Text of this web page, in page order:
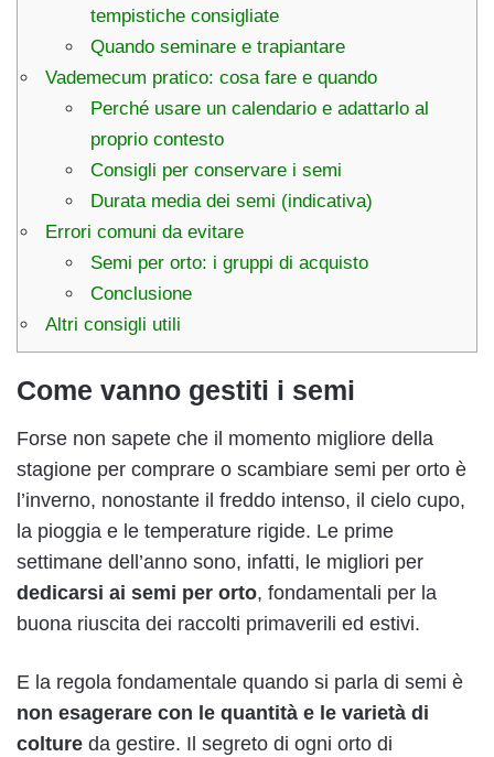
tempistiche consigliate
Quando seminare e trapiantare
Vademecum pratico: cosa fare e quando
Perché usare un calendario e adattarlo al
proprio contesto
Consigli per conservare i semi
Durata media dei semi (indicativa)
Errori comuni da evitare
Semi per orto: i gruppi di acquisto
Conclusione
Altri consigli utili
Come vanno gestiti i semi
Forse non sapete che il momento migliore della
stagione per comprare o scambiare semi per orto è
l’inverno, nonostante il freddo intenso, il cielo cupo,
la pioggia e le temperature rigide. Le prime
settimane dell’anno sono, infatti, le migliori per
dedicarsi ai semi per orto, fondamentali per la
buona riuscita dei raccolti primaverili ed estivi.
E la regola fondamentale quando si parla di semi è
non esagerare con le quantità e le varietà di
colture da gestire. Il segreto di ogni orto di